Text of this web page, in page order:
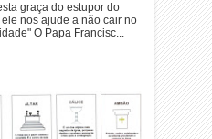
graça do estupor do
nos ajude a não cair no
O Papa Francisc...